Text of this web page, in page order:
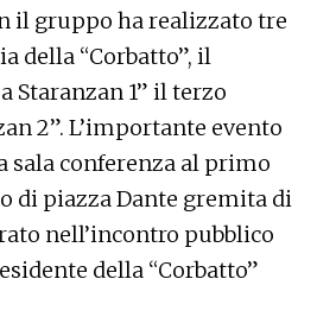
il gruppo ha realizzato tre
della “Corbatto”, il
Staranzan 1” il terzo
2”. L’importante evento
sala conferenza al primo
di piazza Dante gremita di
nell’incontro pubblico
della “Corbatto”